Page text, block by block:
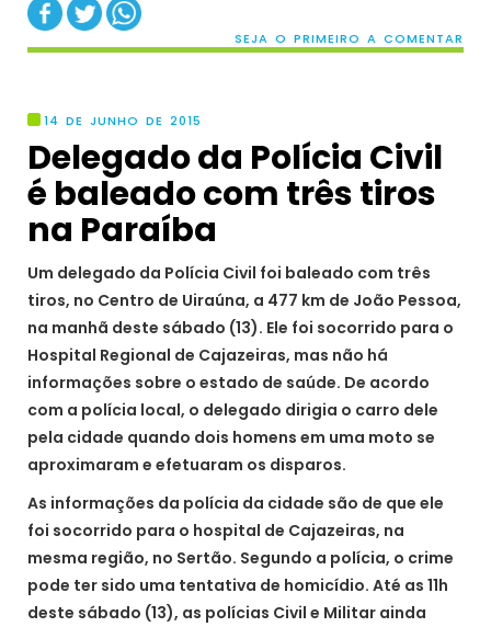
SEJA O PRIMEIRO A COMENTAR
14 DE JUNHO DE 2015
Delegado da Polícia Civil
é baleado com três tiros
na Paraíba
Um delegado da Polícia Civil foi baleado com três
tiros, no Centro de Uiraúna, a 477 km de João Pessoa,
na manhã deste sábado (13). Ele foi socorrido para o
Hospital Regional de Cajazeiras, mas não há
informações sobre o estado de saúde. De acordo
com a polícia local, o delegado dirigia o carro dele
pela cidade quando dois homens em uma moto se
aproximaram e efetuaram os disparos.
As informações da polícia da cidade são de que ele
foi socorrido para o hospital de Cajazeiras, na
mesma região, no Sertão. Segundo a polícia, o crime
pode ter sido uma tentativa de homicídio. Até as 11h
deste sábado (13), as polícias Civil e Militar ainda